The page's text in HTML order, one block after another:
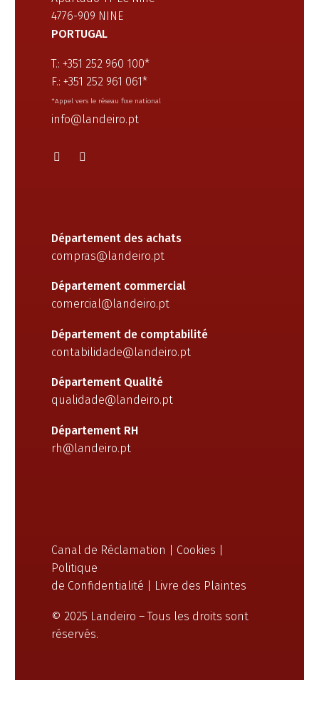
4776-909 NINE
PORTUGAL
T.: +351 252 960 100*
F.: +351 252 961 061*
*Appel vers le réseau fixe national
info@landeiro.pt
Département des achats
compras@landeiro.pt
Département commercial
comercial@landeiro.pt
Département de comptabilité
contabilidade@landeiro.pt
Département Qualité
qualidade@landeiro.pt
Département RH
rh@landeiro.pt
Canal de Réclamation Cookies
Politique
de Confidentialité
Livre des Plaintes
© 2025 Landeiro – Tous les droits sont
réservés.